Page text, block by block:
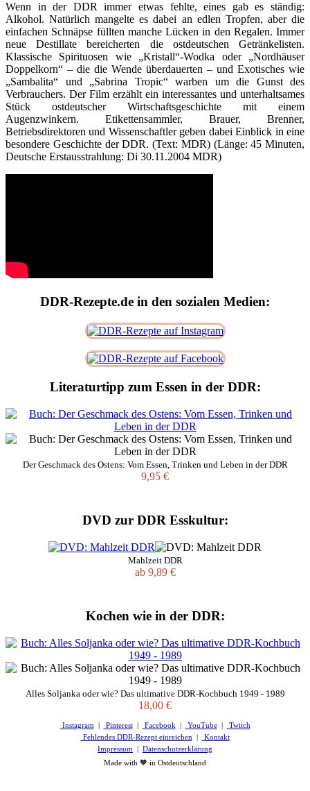
Wenn in der DDR immer etwas fehlte, eines gab es ständig:
Alkohol. Natürlich mangelte es dabei an edlen Tropfen, aber die
einfachen Schnäpse füllten manche Lücken in den Regalen. Immer
neue Destillate bereicherten die ostdeutschen Getränkelisten.
Klassische Spirituosen wie „Kristall“-Wodka oder „Nordhäuser
Doppelkorn“ – die die Wende überdauerten – und Exotisches wie
„Sambalita“ und „Sabrina Tropic“ warben um die Gunst des
Verbrauchers. Der Film erzählt ein interessantes und unterhaltsames
Stück ostdeutscher Wirtschaftsgeschichte mit einem
Augenzwinkern. Etikettensammler, Brauer, Brenner,
Betriebsdirektoren und Wissenschaftler geben dabei Einblick in eine
besondere Geschichte der DDR. (Text: MDR) (Länge: 45 Minuten,
Deutsche Erstausstrahlung: Di 30.11.2004 MDR)
DDR-Rezepte.de in den sozialen Medien:
Literaturtipp zum Essen in der DDR:
Der Geschmack des Ostens: Vom Essen, Trinken und Leben in der DDR
9,95 €
DVD zur DDR Esskultur:
Mahlzeit DDR
ab 9,89 €
Kochen wie in der DDR:
Alles Soljanka oder wie? Das ultimative DDR-Kochbuch 1949 - 1989
18,00 €
Instagram | Pinterest| Facebook | YouTube|
Twitch
Fehlendes DDR-Rezept einreichen |
Kontakt
Impressum | Datenschutzerklärung
Made with 🧡 in Ostdeutschland